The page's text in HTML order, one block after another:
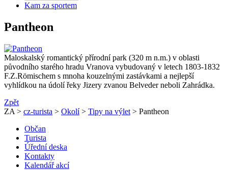
Kam za sportem
Pantheon
Maloskalský romantický přírodní park (320 m n.m.) v oblasti
původního starého hradu Vranova vybudovaný v letech 1803-1832
F.Z.Römischem s mnoha kouzelnými zastávkami a nejlepší
vyhlídkou na údolí řeky Jizery zvanou Belveder neboli Zahrádka.
Zpět
ZA > cz-turista > Okolí> Tipy na výlet > Pantheon
Občan
Turista
Úřední deska
Kontakty
Kalendář akcí